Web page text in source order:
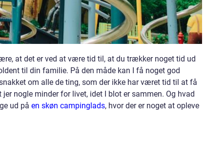
at det er ved at være tid til, at du trækker noget tid ud
til din familie. På den måde kan I få noget god
om alle de ting, som der ikke har været tid til at få
nogle minder for livet, idet I blot er sammen. Og hvad
ud på en skøn campinglads, hvor der er noget at opleve